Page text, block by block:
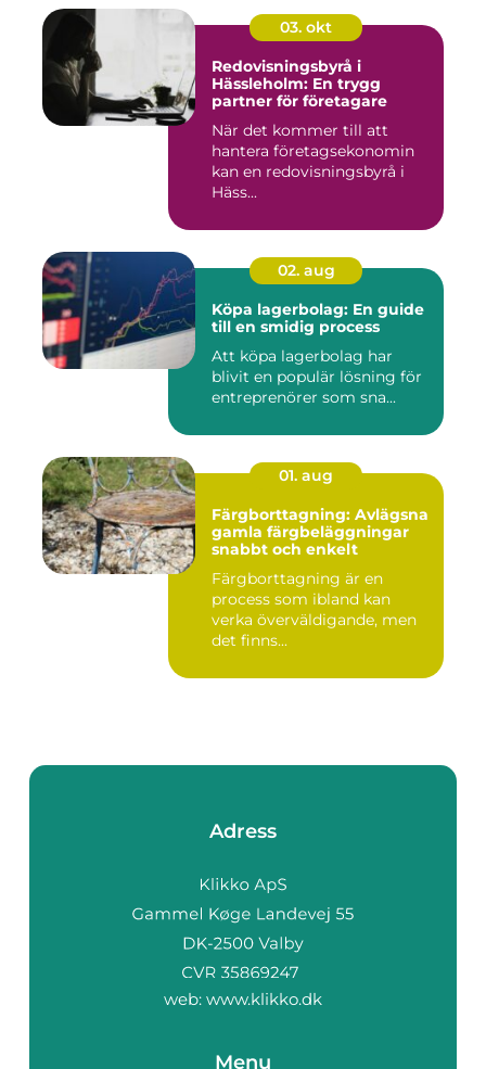
03. okt
Redovisningsbyrå i
Hässleholm: En trygg
partner för företagare
När det kommer till att
hantera företagsekonomin
kan en redovisningsbyrå i
Häss...
02. aug
Köpa lagerbolag: En guide
till en smidig process
Att köpa lagerbolag har
blivit en populär lösning för
entreprenörer som sna...
01. aug
Färgborttagning: Avlägsna
gamla färgbeläggningar
snabbt och enkelt
Färgborttagning är en
process som ibland kan
verka överväldigande, men
det finns...
Adress
web: www.klikko.dk
Menu